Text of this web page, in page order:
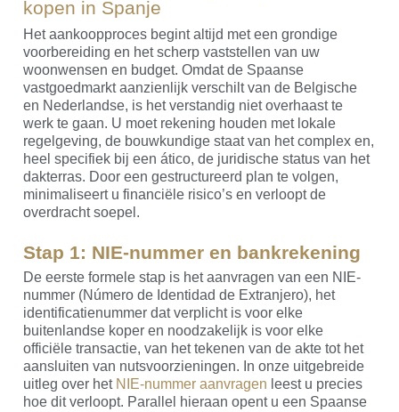
kopen in Spanje
Het aankoopproces begint altijd met een grondige
voorbereiding en het scherp vaststellen van uw
woonwensen en budget. Omdat de Spaanse
vastgoedmarkt aanzienlijk verschilt van de Belgische
en Nederlandse, is het verstandig niet overhaast te
werk te gaan. U moet rekening houden met lokale
regelgeving, de bouwkundige staat van het complex en,
heel specifiek bij een ático, de juridische status van het
dakterras. Door een gestructureerd plan te volgen,
minimaliseert u financiële risico’s en verloopt de
overdracht soepel.
Stap 1: NIE-nummer en bankrekening
De eerste formele stap is het aanvragen van een NIE-
nummer (Número de Identidad de Extranjero), het
identificatienummer dat verplicht is voor elke
buitenlandse koper en noodzakelijk is voor elke
officiële transactie, van het tekenen van de akte tot het
aansluiten van nutsvoorzieningen. In onze uitgebreide
uitleg over het NIE-nummer aanvragen leest u precies
hoe dit verloopt. Parallel hieraan opent u een Spaanse